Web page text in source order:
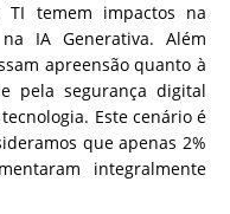
temem impactos na
IA Generativa. Além
apreensão quanto à
pela segurança digital
Este cenário é
que apenas 2%
integralmente